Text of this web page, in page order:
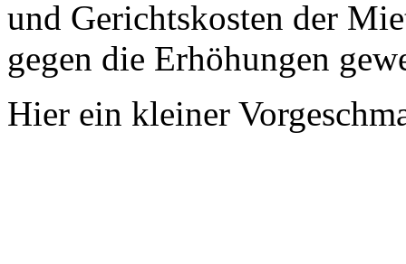
und Gerichtskosten der
gegen die Erhöhungen
Hier ein kleiner